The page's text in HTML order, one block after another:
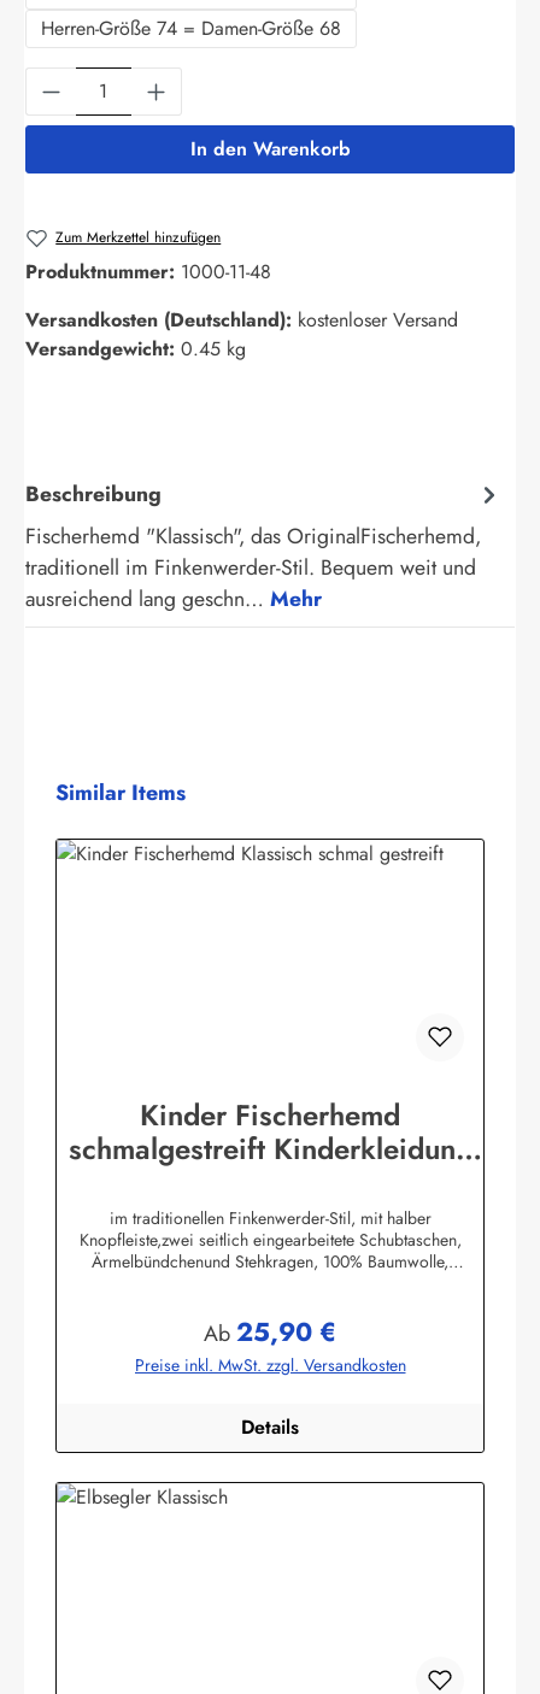
Herren-Größe 74 = Damen-Größe 68
Produkt Anzahl: Gib den gewünschten
In den Warenkorb
Zum Merkzettel hinzufügen
Produktnummer: 1000-11-48
Versandkosten (Deutschland): kostenloser Versand
Versandgewicht: 0.45 kg
Beschreibung
Fischerhemd "Klassisch", das OriginalFischerhemd,
traditionell im Finkenwerder-Stil. Bequem weit und
ausreichend lang geschn… Mehr
Produktgalerie überspringen
Similar Items
Kinder Fischerhemd
schmalgestreift Kinderkleidung
im traditionellen Finkenwerder-Stil, mit halber
Knopfleiste,zwei seitlich eingearbeitete Schubtaschen,
Ärmelbündchenund Stehkragen, 100% Baumwolle,
Wittmundinfo@modas-bekleidung.de
Regulärer Preis:
Ab25,90 €
Preise inkl. MwSt. zzgl. Versandkosten
Details